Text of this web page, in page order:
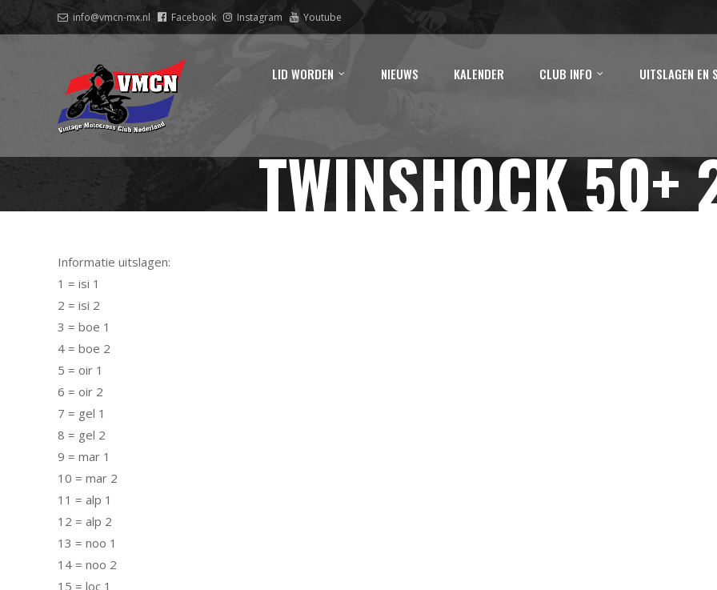
info@vmcn-mx.nl Facebook Instagram Youtube
LID WORDEN NIEUWS KALENDER CLUB INFO UITSLAGEN EN
TWINSHOCK 50+
Informatie uitslagen:
1 = isi 1
2 = isi 2
3 = boe 1
4 = boe 2
5 = oir 1
6 = oir 2
7 = gel 1
8 = gel 2
9 = mar 1
10 = mar 2
11 = alp 1
12 = alp 2
13 = noo 1
14 = noo 2
15 = loc 1